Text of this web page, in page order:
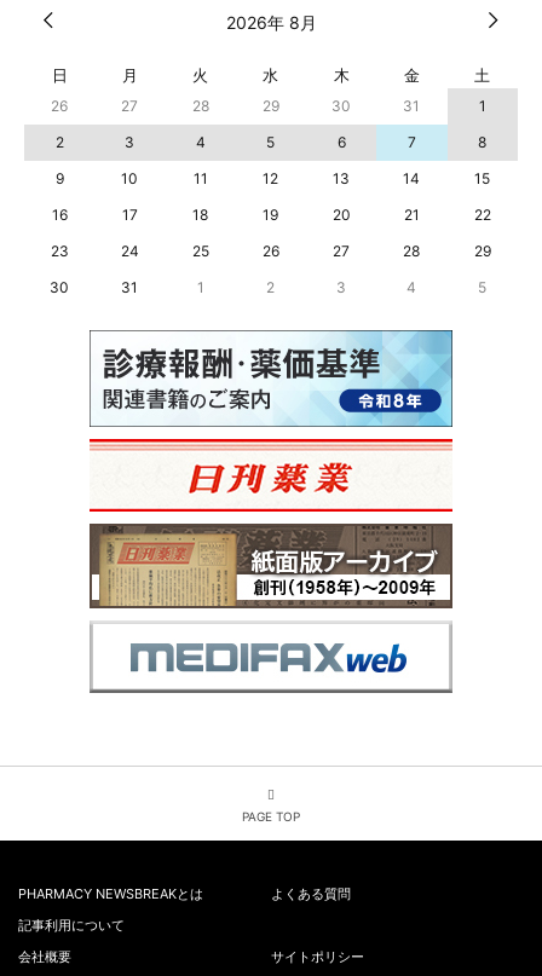
2026年 8月
日 月 火 水 木 金 土
26 27 28 29 30 31
1
2
3 4 5 6 7
8
9
10 11 12 13 14
15
16
17 18 19 20 21
22
23
24 25 26 27 28
29
30
31 1 2 3 4 5
PAGE TOP
PHARMACY NEWSBREAKとは
よくある質問
記事利用について
会社概要
サイトポリシー